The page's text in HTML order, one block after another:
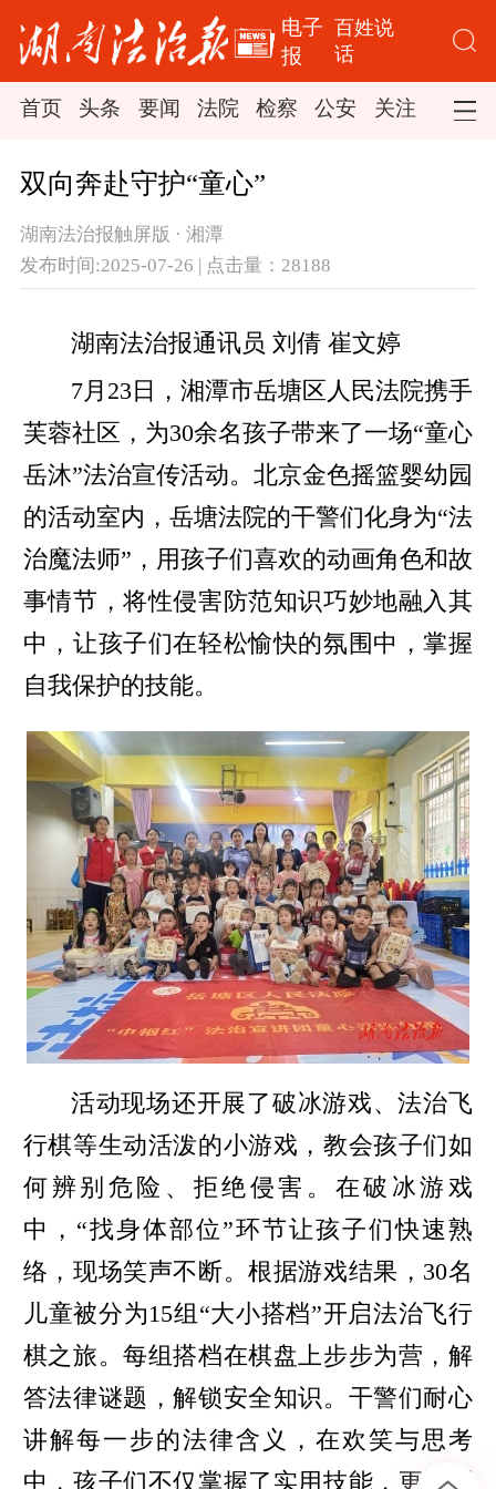
电子
报
百姓说
话
首页 头条 要闻 法院 检察 公安 关注 司法
双向奔赴守护“童心”
湖南法治报触屏版 · 湘潭
发布时间:2025-07-26 | 点击量：28188
湖南法治报通讯员 刘倩 崔文婷
7月23日，湘潭市岳塘区人民法院携手
芙蓉社区，为30余名孩子带来了一场“童心
岳沐”法治宣传活动。北京金色摇篮婴幼园
的活动室内，岳塘法院的干警们化身为“法
治魔法师”，用孩子们喜欢的动画角色和故
事情节，将性侵害防范知识巧妙地融入其
中，让孩子们在轻松愉快的氛围中，掌握
自我保护的技能。
活动现场还开展了破冰游戏、法治飞
行棋等生动活泼的小游戏，教会孩子们如
何辨别危险、拒绝侵害。在破冰游戏
中，“找身体部位”环节让孩子们快速熟
络，现场笑声不断。根据游戏结果，30名
儿童被分为15组“大小搭档”开启法治飞行
棋之旅。每组搭档在棋盘上步步为营，解
答法律谜题，解锁安全知识。干警们耐心
讲解每一步的法律含义，在欢笑与思考
中，孩子们不仅掌握了实用技能，更深刻